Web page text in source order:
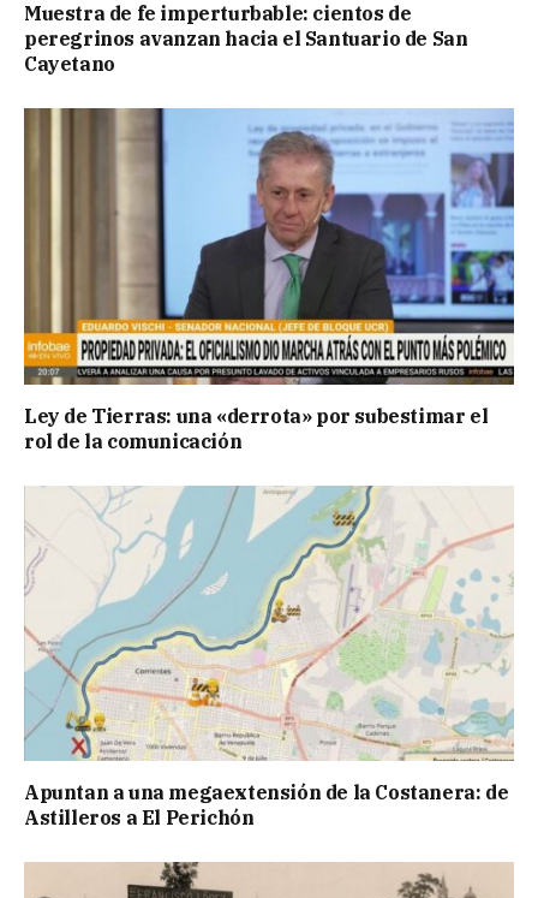
Muestra de fe imperturbable: cientos de
peregrinos avanzan hacia el Santuario de San
Cayetano
Ley de Tierras: una «derrota» por subestimar el
rol de la comunicación
Apuntan a una megaextensión de la Costanera: de
Astilleros a El Perichón